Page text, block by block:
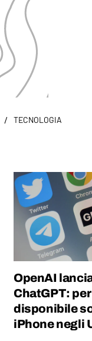
/ TECNOLOGIA
OpenAI
ChatGPT:
disponibile
iPhone negli